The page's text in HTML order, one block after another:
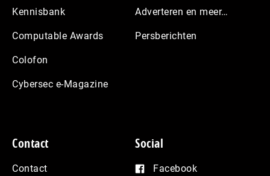
Kennisbank
Computable Awards
Colofon
Cybersec e-Magazine
Adverteren en meer…
Persberichten
Contact
Contact
Social
Facebook